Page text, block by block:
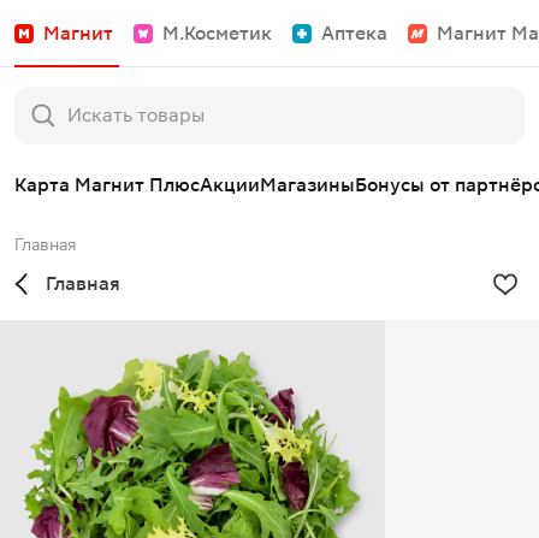
Магнит М.Косметик Аптека Магнит
Карта Магнит ПлюсАкцииМагазиныБонусы от
Главная
Главная